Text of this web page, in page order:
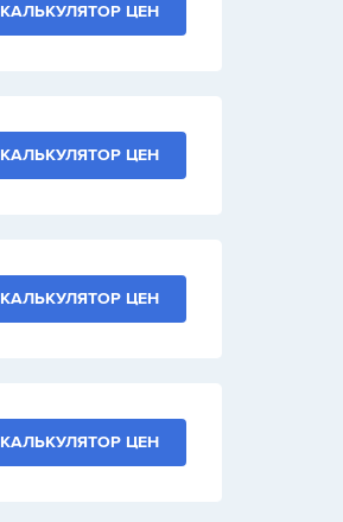
КАЛЬКУЛЯТОР ЦЕН
КАЛЬКУЛЯТОР ЦЕН
КАЛЬКУЛЯТОР ЦЕН
КАЛЬКУЛЯТОР ЦЕН